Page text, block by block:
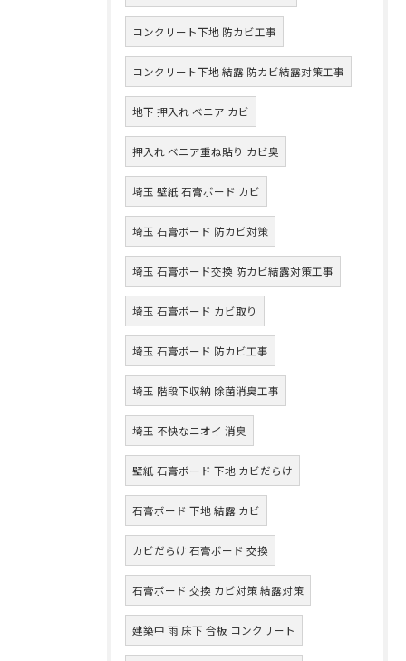
コンクリート下地 防カビ工事
コンクリート下地 結露 防カビ結露対策工事
地下 押入れ ベニア カビ
押入れ ベニア重ね貼り カビ臭
埼玉 壁紙 石膏ボード カビ
埼玉 石膏ボード 防カビ対策
埼玉 石膏ボード交換 防カビ結露対策工事
埼玉 石膏ボード カビ取り
埼玉 石膏ボード 防カビ工事
埼玉 階段下収納 除菌消臭工事
埼玉 不快なニオイ 消臭
壁紙 石膏ボード 下地 カビだらけ
石膏ボード 下地 結露 カビ
カビだらけ 石膏ボード 交換
石膏ボード 交換 カビ対策 結露対策
建築中 雨 床下 合板 コンクリート